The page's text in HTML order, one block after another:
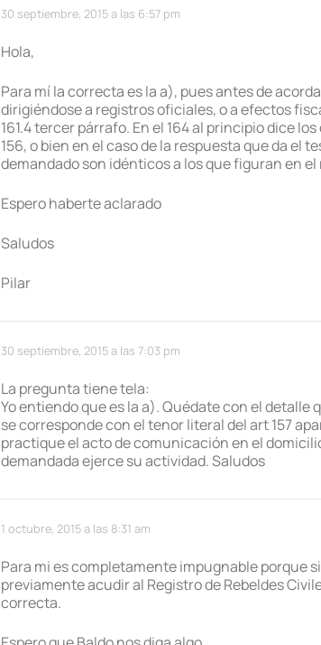
30 septiembre, 2015 a las 6:57 pm
Hola,
Para mí la correcta es la a), pues antes de
dirigiéndose a registros oficiales, o a efectos
161.4 tercer párrafo. En el 164 al principio dice
156, o bien en el caso de la respuesta que da el
demandado son idénticos a los que figuran en el
Espero haberte aclarado
Saludos
Pilar
30 septiembre, 2015 a las 7:03 pm
La pregunta tiene tela:
Yo entiendo que es la a). Quédate con el detalle
se corresponde con el tenor literal del art 157
practique el acto de comunicación en el
demandada ejerce su actividad. Saludos
1 octubre, 2015 a las 8:31 am
Para mi es completamente impugnable porque
previamente acudir al Registro de Rebeldes
correcta.